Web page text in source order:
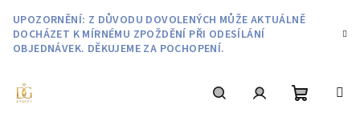
obsah
UPOZORNĚNÍ: Z DŮVODU DOVOLENÝCH MŮŽE AKTUÁLNĚ
DOCHÁZET K MÍRNÉMU ZPOŽDĚNÍ PŘI ODESÍLÁNÍ
OBJEDNÁVEK. DĚKUJEME ZA POCHOPENÍ.